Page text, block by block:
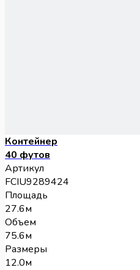
Контейнер
40 футов
Артикул
FCIU9289424
Площадь
27.6м
Объем
75.6м
Размеры
12.0м